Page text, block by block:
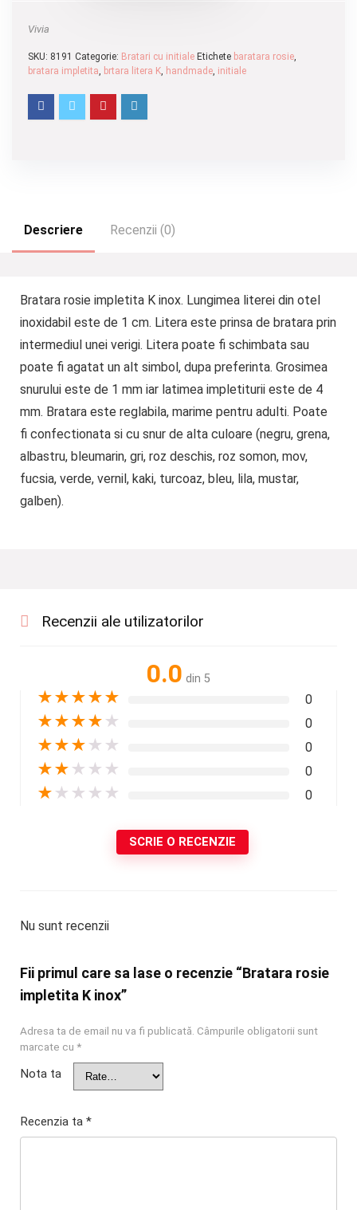
Vivia
SKU: 8191 Categorie: Bratari cu initiale Etichete baratara rosie,
bratara impletita, brtara litera K, handmade, initiale
Descriere Recenzii (0)
Bratara rosie impletita K inox. Lungimea literei din otel
inoxidabil este de 1 cm. Litera este prinsa de bratara prin
intermediul unei verigi. Litera poate fi schimbata sau
poate fi agatat un alt simbol, dupa preferinta. Grosimea
snurului este de 1 mm iar latimea impletiturii este de 4
mm. Bratara este reglabila, marime pentru adulti. Poate
fi confectionata si cu snur de alta culoare (negru, grena,
albastru, bleumarin, gri, roz deschis, roz somon, mov,
fucsia, verde, vernil, kaki, turcoaz, bleu, lila, mustar,
galben).
Recenzii ale utilizatorilor
0.0 din 5
★★★★★ 0
★★★★ ★ 0
★★★ ★ ★ 0
★★ ★ ★ ★ 0
★ ★ ★ ★ ★ 0
SCRIE O RECENZIE
Nu sunt recenzii
Fii primul care sa lase o recenzie “Bratara rosie
impletita K inox”
Adresa ta de email nu va fi publicată. Câmpurile obligatorii sunt
marcate cu *
Nota ta
Recenzia ta *